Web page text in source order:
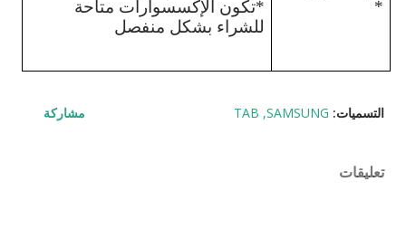
*
للشراء بشكل منفصل
التسميات: SAMSUNG
TAB مشاركة
تعليقات